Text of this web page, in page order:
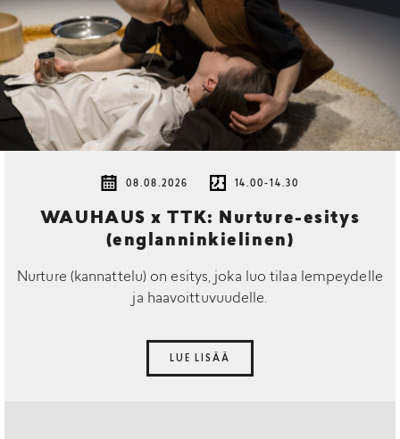
08.08.2026 14.00-14.30
WAUHAUS x TTK: Nurture-esitys
(englanninkielinen)
Nurture (kannattelu) on esitys, joka luo tilaa lempeydelle
ja haavoittuvuudelle.
LUE LISÄÄ